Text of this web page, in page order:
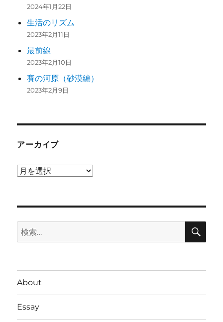
2024年1月22日
生活のリズム
2023年2月11日
最前線
2023年2月10日
賽の河原（砂漠編）
2023年2月9日
アーカイブ
ア
検
索:
検
About
Essay